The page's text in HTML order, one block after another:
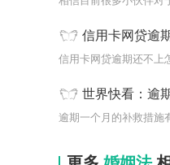
信用卡网贷逾期还
世界快看：逾期一个